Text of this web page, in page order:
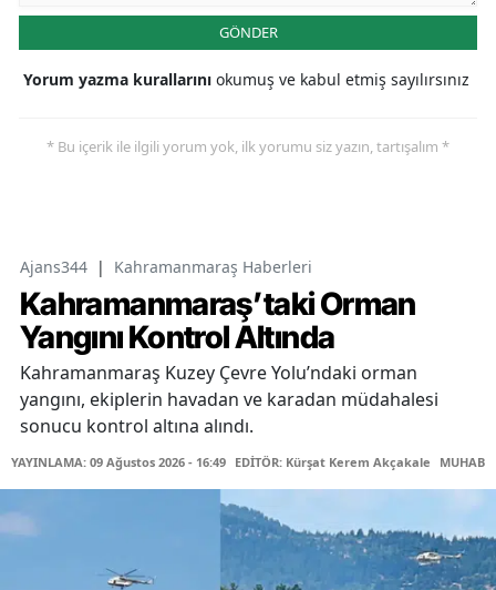
GÖNDER
Yorum yazma kurallarını okumuş ve kabul etmiş sayılırsınız
* Bu içerik ile ilgili yorum yok, ilk yorumu siz yazın, tartışalım *
Ajans344 | Kahramanmaraş Haberleri
Kahramanmaraş’taki Orman
Yangını Kontrol Altında
Kahramanmaraş Kuzey Çevre Yolu’ndaki orman
yangını, ekiplerin havadan ve karadan müdahalesi
sonucu kontrol altına alındı.
YAYINLAMA: 09 Ağustos 2026 - 16:49 EDİTÖR: Kürşat Kerem Akçakale